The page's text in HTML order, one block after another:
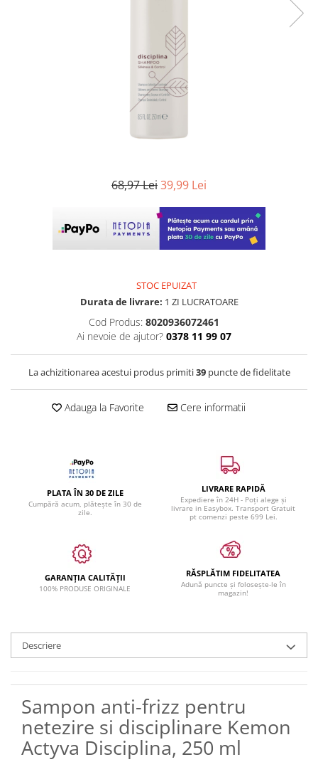
68,97 Lei39,99 Lei
STOC EPUIZAT
Durata de livrare: 1 ZI LUCRATOARE
Cod Produs: 8020936072461
Ai nevoie de ajutor? 0378 11 99 07
La achizitionarea acestui produs primiti39puncte de fidelitate
Adauga la Favorite Cere informatii
PLATA ÎN 30 DE ZILE
Cumpără acum, plătește în 30 de
zile.
LIVRARE RAPIDĂ
Expediere în 24H - Poți alege și
livrare in Easybox. Transport Gratuit
pt comenzi peste 699 Lei.
GARANȚIA CALITĂȚII
100% PRODUSE ORIGINALE
RĂSPLĂTIM FIDELITATEA
Adună puncte și folosește-le în
magazin!
Descriere
Sampon anti-frizz pentru
netezire si disciplinare Kemon
Actyva Disciplina, 250 ml